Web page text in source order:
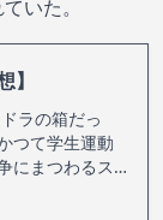
いた。
ラの箱だっ
つて学生運動
にまつわるス
の庸次だっ
井田と出会